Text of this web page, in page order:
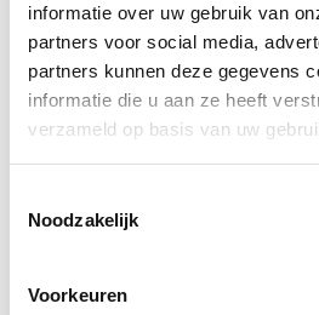
informatie over uw gebruik van
partners voor social media,
partners kunnen deze gegevens
informatie die u aan ze heeft
verzameld op basis van uw
Noodzakelijk
Voorkeuren
© 2026MERWEtechniek B.V.-
Cookieverklaring-Verdere